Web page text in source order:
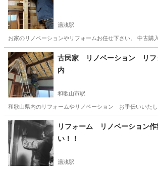
湯浅駅
お家のリノベーションやリフォームお任せ下さい。 中古
和歌山 有田郡 湯浅駅 リフォーム 物件
古民家 リノベーション リ
内
和歌山市駅
和歌山県内のリフォームやリノベーション お手伝いいた
和歌山 和歌山市 和歌山市駅 リフォーム
リフォーム リノベーション作
い！！
湯浅駅